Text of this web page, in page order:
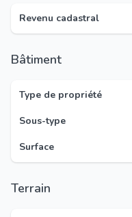
Revenu cadastral
Bâtiment
Type de propriété
Sous-type
Surface
Terrain